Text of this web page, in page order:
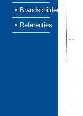
Brandschilderen
Referenties